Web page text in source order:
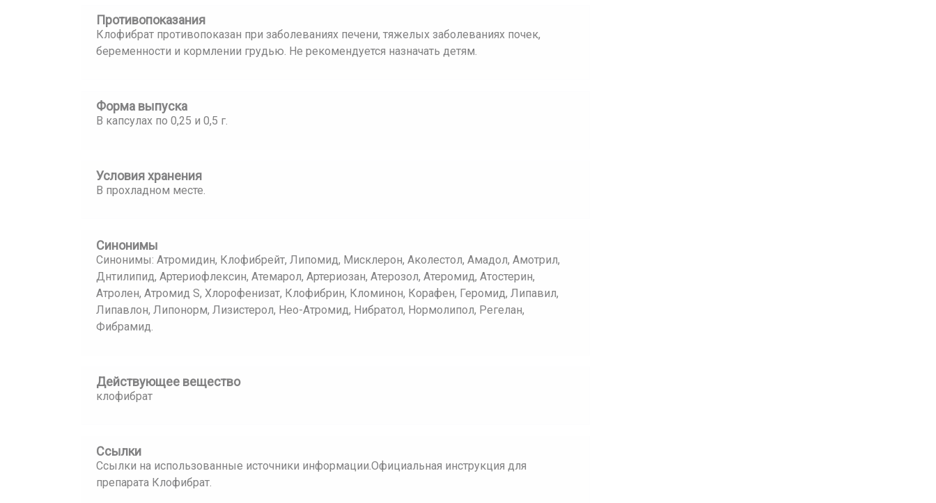
Противопоказания
Клофибрат противопоказан при заболеваниях печени, тяжелых заболеваниях почек,
беременности и кормлении грудью. Не рекомендуется назначать детям.
Форма выпуска
В капсулах по 0,25 и 0,5 г.
Условия хранения
В прохладном месте.
Синонимы
Синонимы: Атромидин, Клофибрейт, Липомид, Мисклерон, Аколестол, Амадол, Амотрил,
Днтилипид, Артериофлексин, Атемарол, Артериозан, Атерозол, Атеромид, Атостерин,
Атролен, Атромид S, Хлорофенизат, Клофибрин, Кломинон, Корафен, Геромид, Липавил,
Липавлон, Липонорм, Лизистерол, Нео-Атромид, Нибратол, Нормолипол, Регелан,
Фибрамид.
Действующее вещество
клофибрат
Ссылки
Ссылки на использованные источники информации.Официальная инструкция для
препарата Клофибрат.